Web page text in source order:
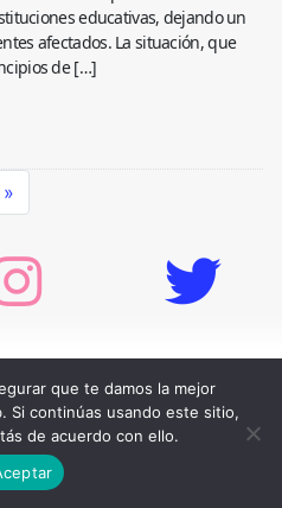
educativas, dejando un
afectados. La situación, que
de […]
»
que te damos la mejor
Si continúas usando este sitio,
de acuerdo con ello.